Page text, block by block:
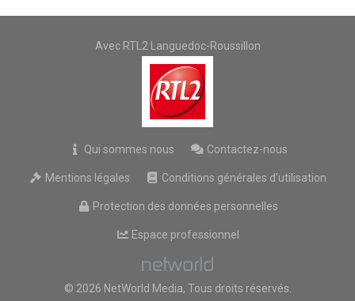
Avec RTL2 Languedoc-Roussillon
Qui sommes nous Contactez-nous
Mentions légales Conditions générales d'utilisation
Protection des données personnelles
Espace professionnel
© 2026 NetWorld Media, Tous droits réservés.